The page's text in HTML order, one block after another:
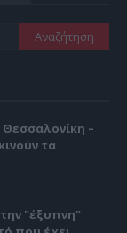
–
τα
"έξυπνη"